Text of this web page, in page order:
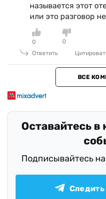
называется этот
или это разговор
0
0
Ответить
ВСЕ
Оставайтесь в
Подписывайтесь
Следить